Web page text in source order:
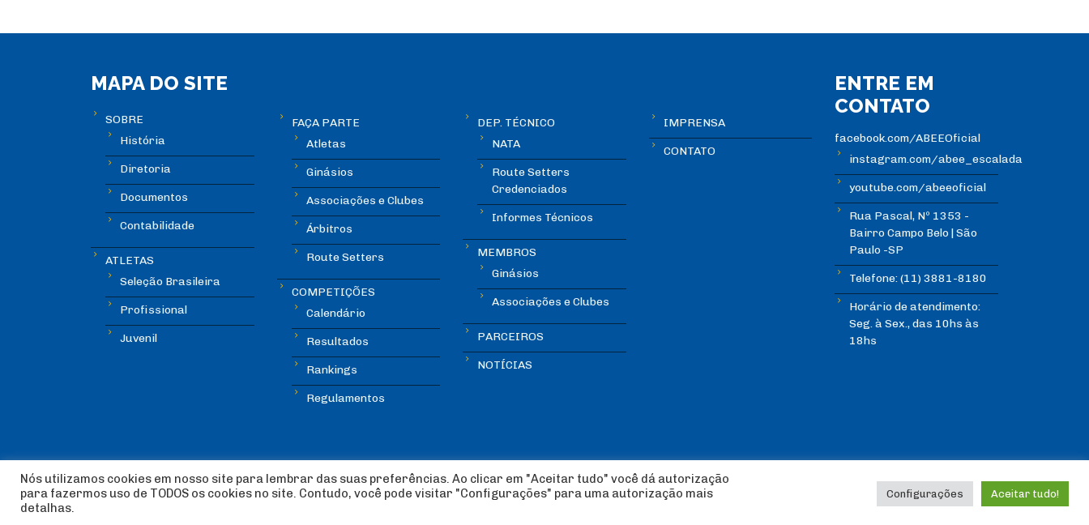
MAPA DO SITE
SOBRE
História
Diretoria
Documentos
Contabilidade
ATLETAS
Seleção Brasileira
Profissional
Juvenil
FAÇA PARTE
Atletas
Ginásios
Associações e Clubes
Árbitros
Route Setters
COMPETIÇÕES
Calendário
Resultados
Rankings
Regulamentos
DEP. TÉCNICO
NATA
Route Setters
Credenciados
Informes Técnicos
MEMBROS
Ginásios
Associações e Clubes
PARCEIROS
NOTÍCIAS
IMPRENSA
CONTATO
ENTRE EM
CONTATO
facebook.com/ABEEOficial
instagram.com/abee_escalada
youtube.com/abeeoficial
Rua Pascal, Nº 1353 -
Bairro Campo Belo | São
Paulo -SP
Telefone: (11) 3881-8180
Horário de atendimento:
Seg. à Sex., das 10hs às
18hs
© Copyright ABEE | Associação Brasileira de Escalada Esportiva 2018 | Design:Imagética Design
Nós utilizamos cookies em nosso site para lembrar das suas preferências. Ao clicar em "Aceitar tudo" você dá autorização
para fazermos uso de TODOS os cookies no site. Contudo, você pode visitar "Configurações" para uma autorização mais
detalhas.
Configurações Aceitar tudo!